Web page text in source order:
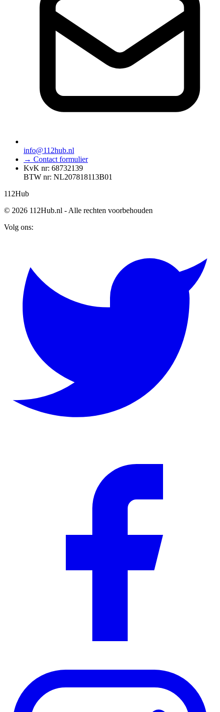
info@112hub.nl
→ Contact formulier
KvK nr: 68732139
BTW nr: NL207818113B01
112Hub
© 2026 112Hub.nl - Alle rechten voorbehouden
Volg ons: